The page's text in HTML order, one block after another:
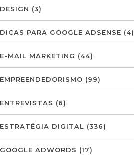
DESIGN (3)
DICAS PARA GOOGLE ADSENSE (4)
E-MAIL MARKETING (44)
EMPREENDEDORISMO (99)
ENTREVISTAS (6)
ESTRATÉGIA DIGITAL (336)
GOOGLE ADWORDS (17)